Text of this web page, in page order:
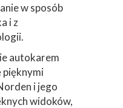
w sposób
i z
autokarem
pięknymi
i jego
widoków,